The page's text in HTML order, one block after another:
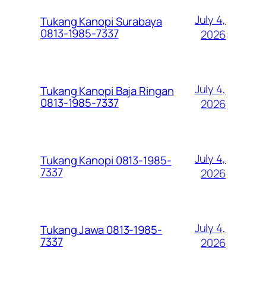
Tukang Kanopi Surabaya
0813-1985-7337
July 4,
2026
Tukang Kanopi Baja Ringan
0813-1985-7337
July 4,
2026
Tukang Kanopi 0813-1985-
7337
July 4,
2026
Tukang Jawa 0813-1985-
7337
July 4,
2026